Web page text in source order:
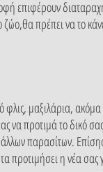
επιφέρουν
πρέπει να το
μαξιλάρια,
να προτιμά το δικό
παρασίτων.
προτιμήσει η νέα σας